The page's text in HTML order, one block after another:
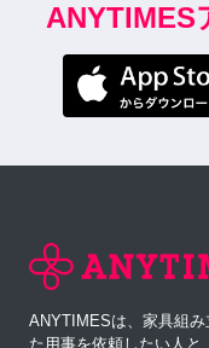
ANYTIMES
ANYTIMESは、家具組
た用事を依頼したい人と